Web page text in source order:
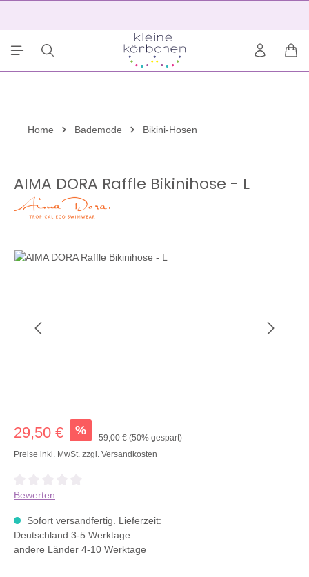
Home Bademode Bikini-Hosen
AIMA DORA Raffle Bikinihose - L
Bildergalerie überspringen
29,50 € %
59,00 € (50% gespart)
Preise inkl. MwSt. zzgl. Versandkosten
Durchschnittliche Bewertung von 0 von 5 Sternen
Bewerten
Sofort versandfertig. Lieferzeit:
Deutschland 3-5 Werktage
andere Länder 4-10 Werktage